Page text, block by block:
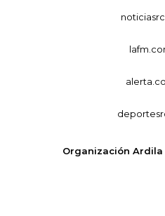
Organización